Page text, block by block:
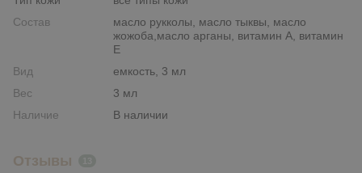
Состав
масло рукколы, масло тыквы, масло
жожоба,масло арганы, витамин А, витамин
Е
Вид
емкость, 3 мл
Вес
3 мл
Наличие
В наличии
Отзывы